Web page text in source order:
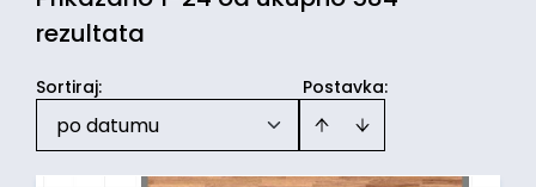
rezultata
Postavka:
Sortiraj:
po datumu